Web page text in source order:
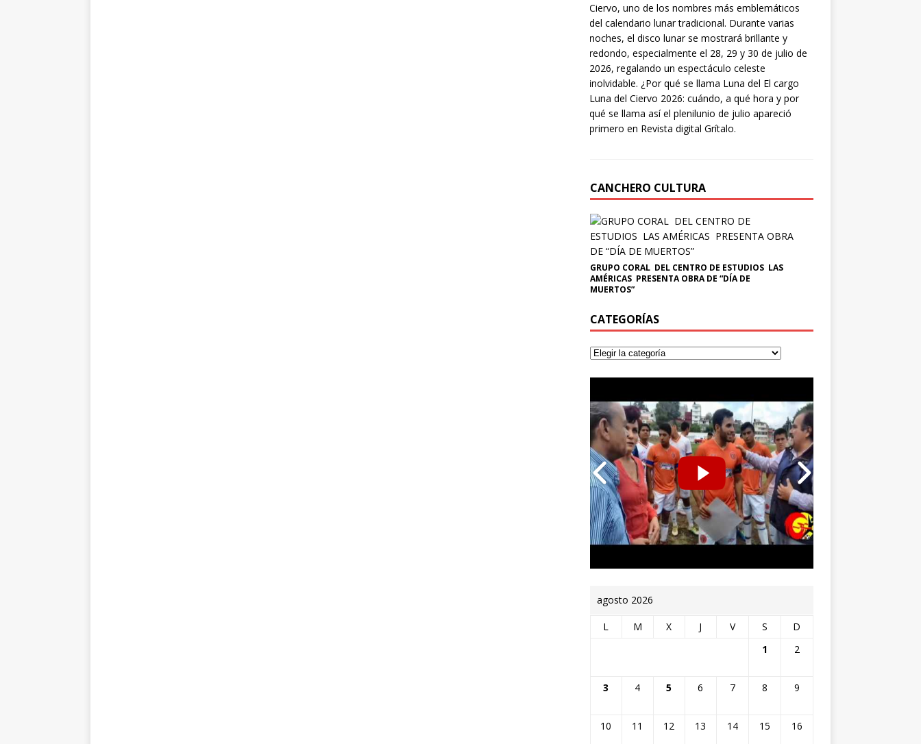
Ciervo, uno de los nombres más emblemáticos
del calendario lunar tradicional. Durante varias
noches, el disco lunar se mostrará brillante y
redondo, especialmente el 28, 29 y 30 de julio de
2026, regalando un espectáculo celeste
inolvidable. ¿Por qué se llama Luna del El cargo
Luna del Ciervo 2026: cuándo, a qué hora y por
qué se llama así el plenilunio de julio apareció
primero en Revista digital Grítalo.
CANCHERO CULTURA
GRUPO CORAL DEL CENTRO DE ESTUDIOS LAS
AMÉRICAS PRESENTA OBRA DE “DÍA DE
MUERTOS”
CATEGORÍAS
agosto 2026
L M X J V S
D
1
2
3 4 5 6 7 8 9
10 11 12 13 14 15 16